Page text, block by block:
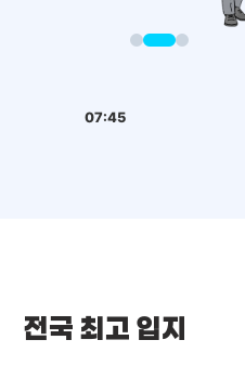
07:45
전국 최고 입지